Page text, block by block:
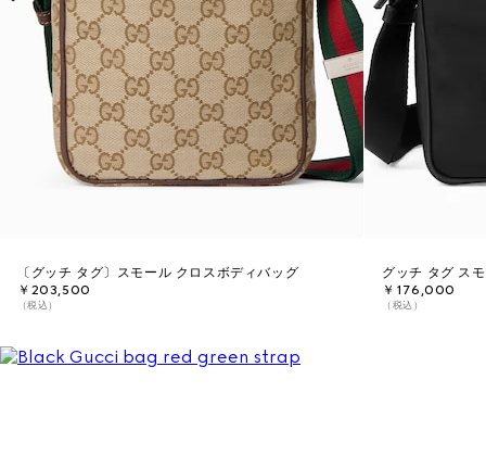
〔グッチ タグ〕スモール クロスボディバッグ
￥203,500
（税込）
グッチ タグ ス
￥176,000
（税込）